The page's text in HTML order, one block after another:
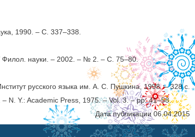
1990. – С. 337–338.
Филол. науки. – 2002. – № 2. – С. 75–80.
русского языка им. А. С. Пушкина, 1998. – 328 с.
N. Y.: Academic Press, 1975. – Vol. 3. – pp. 41–58.
Дата публикации 06.04.2015